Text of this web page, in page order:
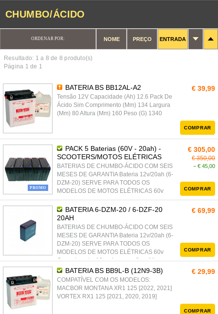
CHUMBO/ÁCIDO
ORDENAR POR: NOME PREÇO ENTRADA
Resultado: 1 a 8 de 8 produto(s)
Página 1 de 1
BATERIA BS BB12AL-A2
Tensão 12V Capacidade (Ah) 12.6 Pack De
Ácido Sim Comprimento (Mm) 134 Largura
(Mm) 80 Altura (Mm) 160 Peso (G) 1340
€ 39,99
COMPRAR
PROMO
PACK 5 Baterias (60V - 20ah) -
SCOOTERS/MOTOS ELÉTRICAS
BATERIAS DE CHUMBO-ÁCIDO COM SEIS
MESES DE GARANTIA Bateria 12v/20ah (6-
DZM-20) SERVE PARA TODOS OS
MODELOS DE MOTOS ELÉTRICAS 60v
€ 305,00
€ 350,00
− € 45,00
COMPRAR
BATERIA 6-DZM-20 / 6-DZF-20
20AH
BATERIAS DE CHUMBO-ÁCIDO COM SEIS
MESES DE GARANTIA Bateria 12v/20ah (6-
DZM-20) SERVE PARA TODOS OS
MODELOS DE MOTOS ELÉTRICAS 60v
Comprimento: 18cm Largura: 8cm Altura:
17cm
€ 69,99
COMPRAR
BATERIA BS BB9L-B (12N9-3B)
COMPATÍVEL COM OS MODELOS:
MACBOR MONTANA XR1 125 [2022, 2021]
VORTEX RX1 125 [2021, 2020, 2019]
€ 29,99
COMPRAR